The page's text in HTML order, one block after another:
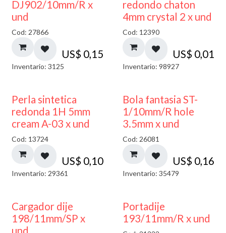
DJ902/10mm/R x
und
Cod: 27866
US$ 0,15
Inventario: 3125
50% DESCUENTO
redondo chaton
4mm crystal 2 x und
Cod: 12390
US$ 0,01
Inventario: 98927
Perla sintetica
redonda 1H 5mm
cream A-03 x und
Cod: 13724
US$ 0,10
Inventario: 29361
Bola fantasia ST-
1/10mm/R hole
3.5mm x und
Cod: 26081
US$ 0,16
Inventario: 35479
Cargador dije
198/11mm/SP x
und
Portadije
193/11mm/R x und